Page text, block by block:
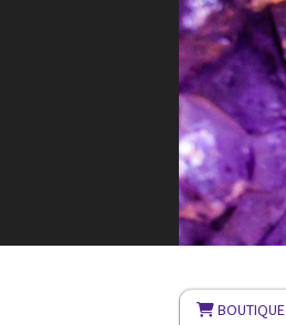
BOUTIQUE